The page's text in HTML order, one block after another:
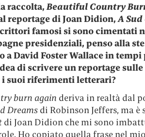
raccolta, Beautiful Country
reportage di Joan Didion,A Sud
famosi si sono cimentati
presidenziali, penso alla
a David Foster Wallace in tempi
di scrivere un reportage
i suoi riferimenti letterari?
burn again deriva in realtà dal
Dreams di Robinson Jeffers, ma è
di Joan Didion che mi sono
Ho copiato quella frase nel